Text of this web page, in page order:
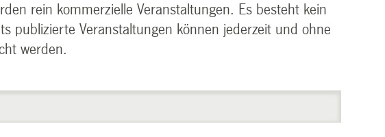
rein kommerzielle Veranstaltungen. Es besteht kein
publizierte Veranstaltungen können jederzeit und ohne
werden.